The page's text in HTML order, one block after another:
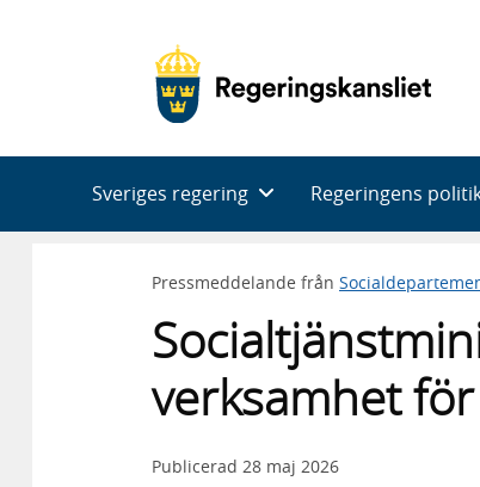
Sveriges regering Regeringens
Pressmeddelande från
verksamhet
Publicerad 28 maj 2026